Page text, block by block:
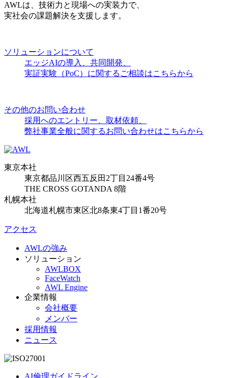
AWLは、技術力と現場への実装力で、
実社会の課題解決を支援します。
ソリューションについて
エッジAIの導入、共同開発、
実証実験（PoC）に関するご相談はこちらから
その他のお問い合わせ
採用へのエントリー、取材依頼、
弊社事業全般に関するお問い合わせはこちらから
東京本社
東京都品川区西五反田2丁目24番4号
THE CROSS GOTANDA 8階
札幌本社
北海道札幌市東区北8条東4丁目1番20号
アクセス
AWLの強み
ソリューション
AWLBOX
FaceWatch
AWL Engine
企業情報
会社概要
メンバー
採用情報
ニュース